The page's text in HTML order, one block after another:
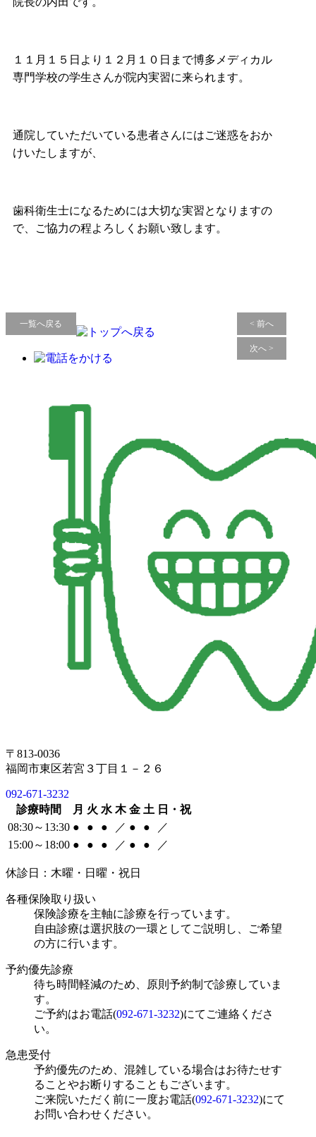
１１月１５日より１２月１０日まで博多メディカル
専門学校の学生さんが院内実習に来られます。
通院していただいている患者さんにはご迷惑をおか
けいたしますが、
歯科衛生士になるためには大切な実習となりますの
で、ご協力の程よろしくお願い致します。
一覧へ戻る < 前へ
次へ >
〒813-0036
福岡市東区若宮３丁目１－２６
092-671-3232
診療時間
月 火 水 木 金 土 日・祝
08:30～13:30 ● ● ● ／ ● ●
／
15:00～18:00 ● ● ● ／ ● ● ／
休診日：木曜・日曜・祝日
各種保険取り扱い
保険診療を主軸に診療を行っています。
自由診療は選択肢の一環としてご説明し、ご希望
の方に行います。
予約優先診療
待ち時間軽減のため、原則予約制で診療していま
す。
ご予約はお電話(092-671-3232)にてご連絡くださ
い。
急患受付
予約優先のため、混雑している場合はお待たせす
ることやお断りすることもございます。
ご来院いただく前に一度お電話(092-671-3232)にて
お問い合わせください。